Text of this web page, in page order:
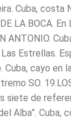
Cuba, costa
LA BOCA.
ANTONIO.
Estrellas.
Cuba, cayo en
SO.
siete de
Alba”. Cuba,